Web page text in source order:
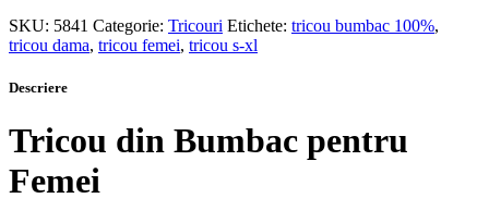
SKU: 5841 Categorie: Tricouri Etichete: tricou bumbac 100%,
tricou dama, tricou femei, tricou s-xl
Descriere
Tricou din Bumbac pentru
Femei